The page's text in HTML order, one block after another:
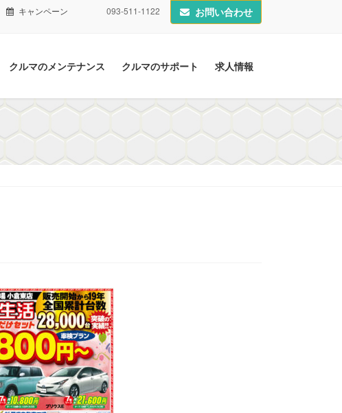
キャンペーン 093-511-1122 お問い合わせ
クルマのメンテナンス クルマのサポート 求人情報